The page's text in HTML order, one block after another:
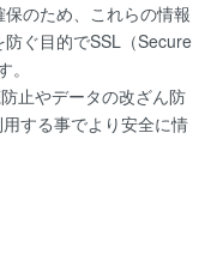
のため、これらの情報
ぐ目的でSSL（Secure
止やデータの改ざん防
する事でより安全に情